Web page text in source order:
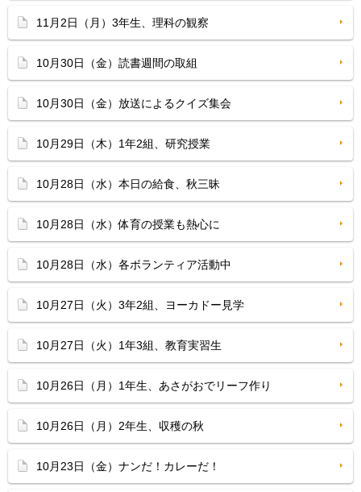
11月2日（月）3年生、理科の観察
10月30日（金）読書週間の取組
10月30日（金）放送によるクイズ集会
10月29日（木）1年2組、研究授業
10月28日（水）本日の給食、秋三昧
10月28日（水）体育の授業も熱心に
10月28日（水）各ボランティア活動中
10月27日（火）3年2組、ヨーカドー見学
10月27日（火）1年3組、教育実習生
10月26日（月）1年生、あさがおでリーフ作り
10月26日（月）2年生、収穫の秋
10月23日（金）ナンだ！カレーだ！